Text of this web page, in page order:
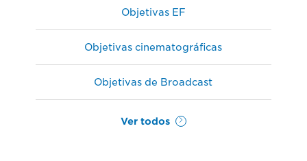
Objetivas EF
Objetivas cinematográficas
Objetivas de Broadcast
Ver todos